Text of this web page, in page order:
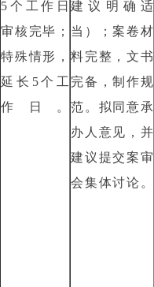
5个工作日
审核完毕；
特殊情形，
延长5个工
作日。
建议明确适
当）；案卷材
料完整，文书
完备，制作规
范。拟同意承
办人意见，并
建议提交案审
会集体讨论。